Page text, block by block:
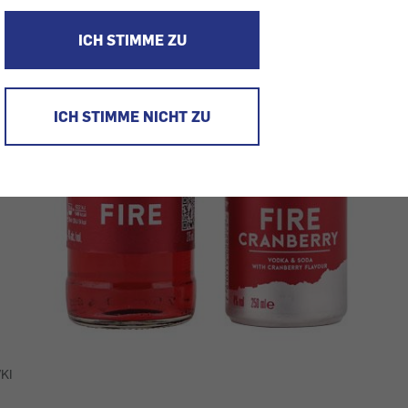
ICH STIMME ZU
ICH STIMME NICHT ZU